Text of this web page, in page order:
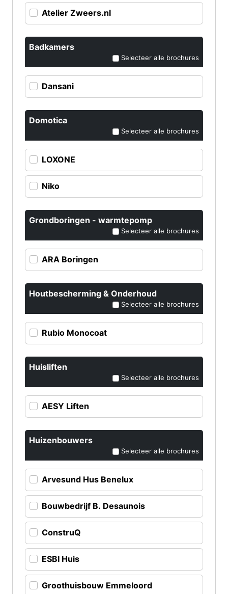
Atelier Zweers.nl
Badkamers
Selecteer alle brochures
Dansani
Domotica
Selecteer alle brochures
LOXONE
Niko
Grondboringen - warmtepomp
Selecteer alle brochures
ARA Boringen
Houtbescherming & Onderhoud
Selecteer alle brochures
Rubio Monocoat
Huisliften
Selecteer alle brochures
AESY Liften
Huizenbouwers
Selecteer alle brochures
Arvesund Hus Benelux
Bouwbedrijf B. Desaunois
ConstruQ
ESBI Huis
Groothuisbouw Emmeloord